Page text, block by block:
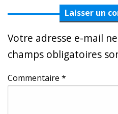
Laisser un
Votre adresse e-mail
champs obligatoires
Commentaire *